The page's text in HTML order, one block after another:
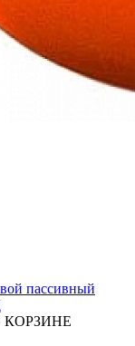
пассивный
КОРЗИНЕ